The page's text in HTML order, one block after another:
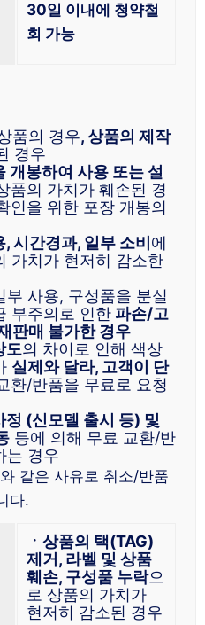
30일 이내에 청약철
회 가능
품의 경우, 상품의 제작
경우
개봉하여 사용 또는 설
품의 가치가 훼손된 경
인을 위한 포장 개봉의
, 시간경과, 일부 소비 에
가치가 현저히 감소한
부 사용, 구성품을 분실
부주의로 인한 파손/고
판매 불가한 경우
도의 차이로 인해 색상
실제와 달라, 고객이 단
환/반품을 무료로 요청
정 (신모델 출시 등) 및
등에 의해 무료 교환/반
는 경우
같은 사유로 취소/반품
다.
ㆍ상품의 택(TAG)
제거, 라벨 및 상품
훼손, 구성품 누락으
로 상품의 가치가
현저히 감소된 경우